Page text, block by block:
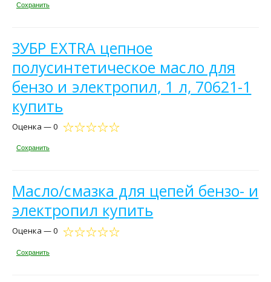
Сохранить
ЗУБР EXTRA цепное
полусинтетическое масло для
бензо и электропил, 1 л, 70621-1
купить
Оценка — 0
Сохранить
Масло/смазка для цепей бензо- и
электропил купить
Оценка — 0
Сохранить